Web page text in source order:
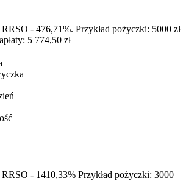
- 476,71%. Przykład pożyczki: 5000 zł
5 774,50 zł
- 1410,33% Przykład pożyczki: 3000